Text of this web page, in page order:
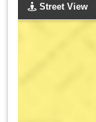
Street View